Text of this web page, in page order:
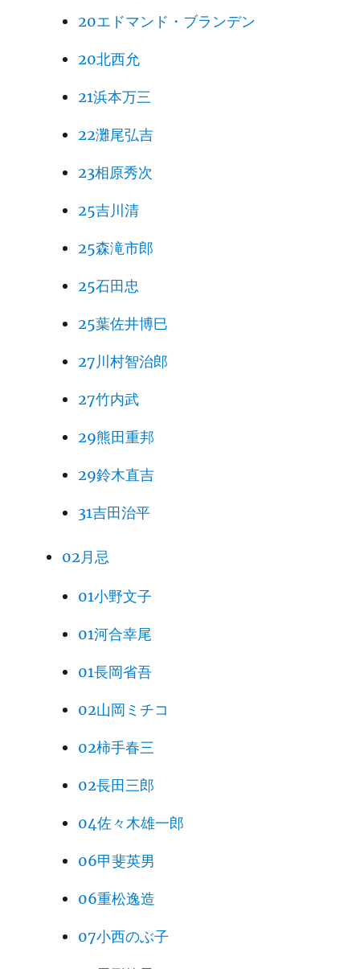
20エドマンド・ブランデン
20北西允
21浜本万三
22灘尾弘吉
23相原秀次
25吉川清
25森滝市郎
25石田忠
25葉佐井博巳
27川村智治郎
27竹内武
29熊田重邦
29鈴木直吉
31吉田治平
02月忌
01小野文子
01河合幸尾
01長岡省吾
02山岡ミチコ
02柿手春三
02長田三郎
04佐々木雄一郎
06甲斐英男
06重松逸造
07小西のぶ子